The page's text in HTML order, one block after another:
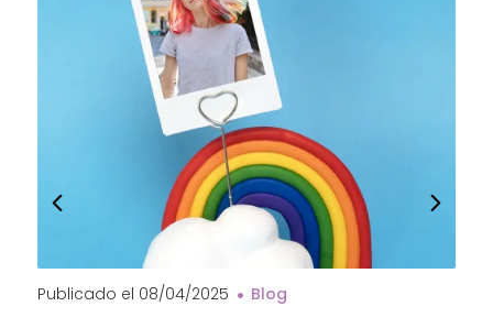
Publicado el 08/04/2025 Blog